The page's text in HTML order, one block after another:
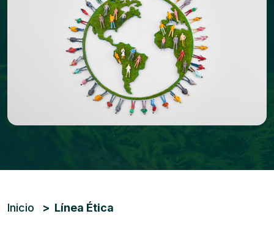
Ruta de navegación
Inicio Línea Ética